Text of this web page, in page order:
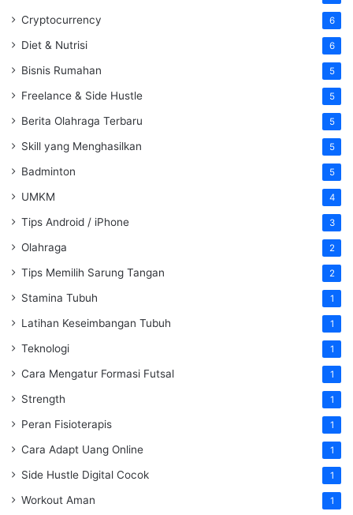
Cryptocurrency 6
Diet & Nutrisi 6
Bisnis Rumahan 5
Freelance & Side Hustle 5
Berita Olahraga Terbaru 5
Skill yang Menghasilkan 5
Badminton 5
UMKM 4
Tips Android / iPhone 3
Olahraga 2
Tips Memilih Sarung Tangan 2
Stamina Tubuh 1
Latihan Keseimbangan Tubuh 1
Teknologi 1
Cara Mengatur Formasi Futsal 1
Strength 1
Peran Fisioterapis 1
Cara Adapt Uang Online 1
Side Hustle Digital Cocok 1
Workout Aman 1